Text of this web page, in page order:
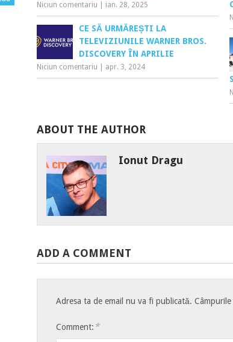
Niciun comentariu ian. 28, 2025
CE SĂ URMĂREȘTI LA
TELEVIZIUNILE WARNER BROS.
DISCOVERY ÎN APRILIE
Niciun comentariu apr. 3, 2024
ABOUT THE AUTHOR
Ionut Dragu
ADD A COMMENT
Adresa ta de email nu va fi publicată.
Comment: *